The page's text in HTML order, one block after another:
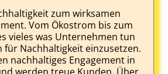
zum wirksamen
Vom Ökostrom bis zum
vieles was Unternehmen tun
für Nachhaltigkeit einzusetzen.
nachhaltiges Engagement in